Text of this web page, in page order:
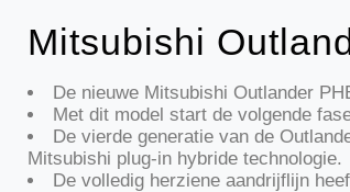
Mitsubishi
De nieuwe Mitsubishi Outlander
Met dit model start de volgende
De vierde generatie van de
Mitsubishi plug-in hybride technologie.
De volledig herziene aandrijflijn